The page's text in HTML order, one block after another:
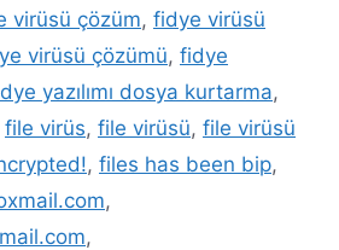
virüsü çözüm, fidye virüsü
virüsü çözümü, fidye
yazılımı dosya kurtarma,
file virüs, file virüsü, file virüsü
, files has been bip,
,
,